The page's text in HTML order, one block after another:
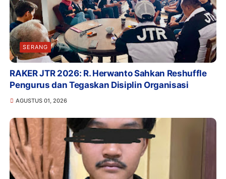
SERANG
RAKER JTR 2026: R. Herwanto Sahkan Reshuffle
Pengurus dan Tegaskan Disiplin Organisasi
AGUSTUS 01, 2026